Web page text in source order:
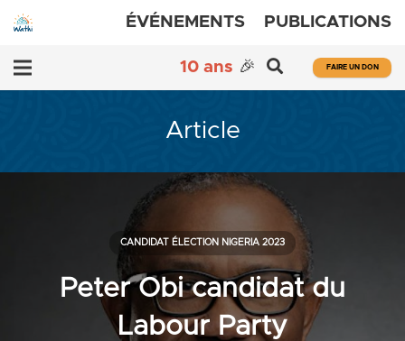
ÉVÉNEMENTS PUBLICATIONS
10 ans 🎉 FAIRE UN DON
Article
Peter Obi candidat du
Labour Party
CANDIDAT ÉLECTION NIGERIA 2023